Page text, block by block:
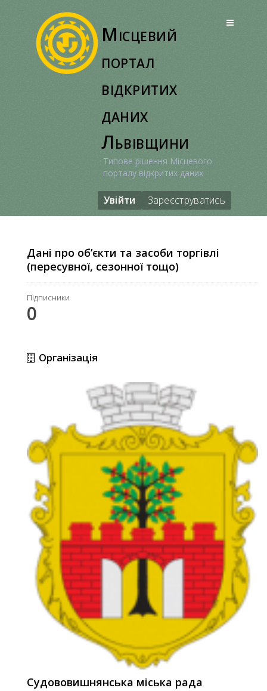
Місцевий
портал
відкритих
даних
Львівщини
Типове рішення Місцевого
порталу відкритих даних
Увійти Зареєструватись
Дані про об’єкти та засоби торгівлі
(пересувної, сезонної тощо)
Підписники
0
Організація
Судововишнянська міська рада